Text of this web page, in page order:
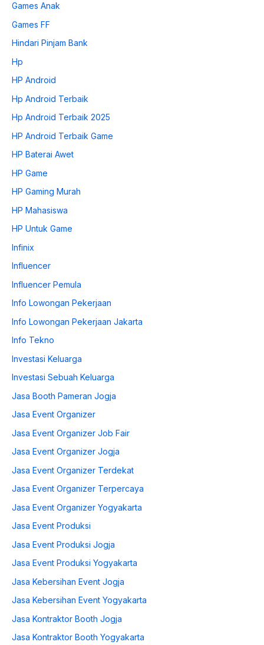
Games Anak
Games FF
Hindari Pinjam Bank
Hp
HP Android
Hp Android Terbaik
Hp Android Terbaik 2025
HP Android Terbaik Game
HP Baterai Awet
HP Game
HP Gaming Murah
HP Mahasiswa
HP Untuk Game
Infinix
Influencer
Influencer Pemula
Info Lowongan Pekerjaan
Info Lowongan Pekerjaan Jakarta
Info Tekno
Investasi Keluarga
Investasi Sebuah Keluarga
Jasa Booth Pameran Jogja
Jasa Event Organizer
Jasa Event Organizer Job Fair
Jasa Event Organizer Jogja
Jasa Event Organizer Terdekat
Jasa Event Organizer Terpercaya
Jasa Event Organizer Yogyakarta
Jasa Event Produksi
Jasa Event Produksi Jogja
Jasa Event Produksi Yogyakarta
Jasa Kebersihan Event Jogja
Jasa Kebersihan Event Yogyakarta
Jasa Kontraktor Booth Jogja
Jasa Kontraktor Booth Yogyakarta